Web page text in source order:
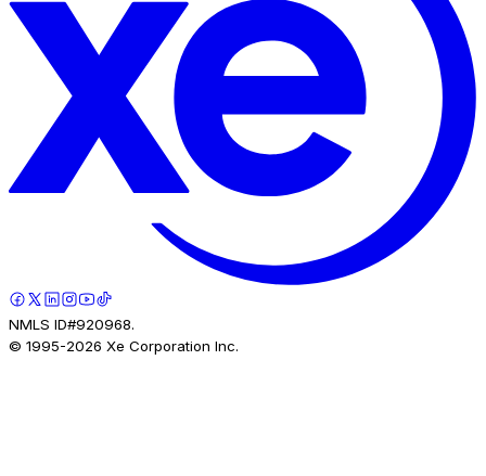
NMLS ID#920968.
© 1995-2026 Xe Corporation Inc.